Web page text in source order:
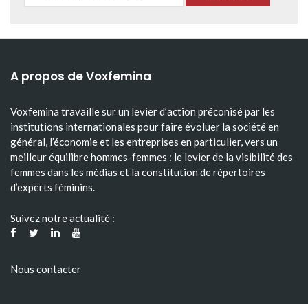
A propos de Voxfemina
Voxfemina travaille sur un levier d’action préconisé par les
institutions internationales pour faire évoluer la société en
général, l’économie et les entreprises en particulier, vers un
meilleur équilibre hommes-femmes : le levier de la visibilité des
femmes dans les médias et la constitution de répertoires
d’experts féminins.
Suivez notre actualité :
Nous contacter